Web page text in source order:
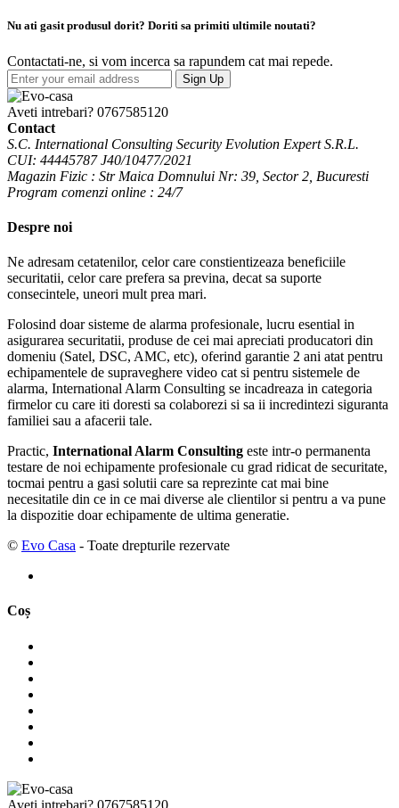
Nu ati gasit produsul dorit? Doriti sa primiti ultimile noutati?
Contactati-ne, si vom incerca sa rapundem cat mai repede.
Sign Up
Aveti intrebari? 0767585120
Contact
S.C. International Consulting Security Evolution Expert S.R.L.
CUI: 44445787 J40/10477/2021
Magazin Fizic : Str Maica Domnului Nr: 39, Sector 2, Bucuresti
Program comenzi online : 24/7
Despre noi
Ne adresam cetatenilor, celor care constientizeaza beneficiile
securitatii, celor care prefera sa previna, decat sa suporte
consecintele, uneori mult prea mari.
Folosind doar sisteme de alarma profesionale, lucru esential in
asigurarea securitatii, produse de cei mai apreciati producatori din
domeniu (Satel, DSC, AMC, etc), oferind garantie 2 ani atat pentru
echipamentele de supraveghere video cat si pentru sistemele de
alarma, International Alarm Consulting se incadreaza in categoria
firmelor cu care iti doresti sa colaborezi si sa ii incredintezi siguranta
familiei sau a afacerii tale.
Practic, International Alarm Consulting este intr-o permanenta
testare de noi echipamente profesionale cu grad ridicat de securitate,
tocmai pentru a gasi solutii care sa reprezinte cat mai bine
necesitatile din ce in ce mai diverse ale clientilor si pentru a va pune
la dispozitie doar echipamente de ultima generatie.
© Evo Casa - Toate drepturile rezervate
Coș
Aveti intrebari? 0767585120